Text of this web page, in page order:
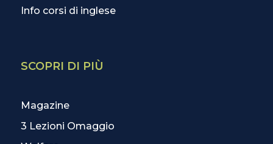
Info corsi di inglese
SCOPRI DI PIÙ
Magazine
3 Lezioni Omaggio